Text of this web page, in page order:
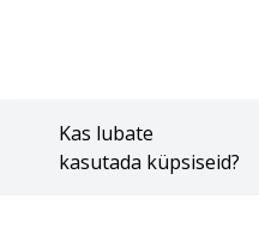
Kas lubate
kasutada küpsiseid?